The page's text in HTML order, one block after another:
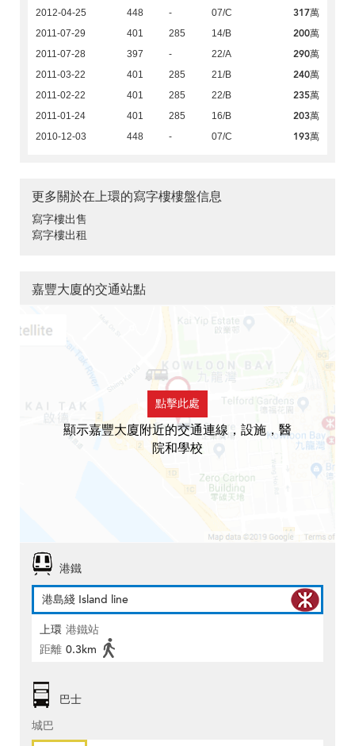
2012-04-25 448 - 07/C 317萬
2011-07-29 401 285 14/B 200萬
2011-07-28 397 - 22/A 290萬
2011-03-22 401 285 21/B 240萬
2011-02-22 401 285 22/B 235萬
2011-01-24 401 285 16/B 203萬
2010-12-03 448 - 07/C 193萬
更多關於在上環的寫字樓樓盤信息
寫字樓出售
寫字樓出租
嘉豐大廈的交通站點
點擊此處
顯示嘉豐大廈附近的交通連線，設施，醫
院和學校
港鐵
港島綫 Island line
上環 港鐵站
距離 0.3km
巴士
城巴